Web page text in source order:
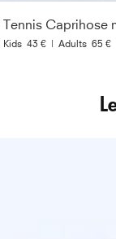
Kids 43 € | Adults 65 €